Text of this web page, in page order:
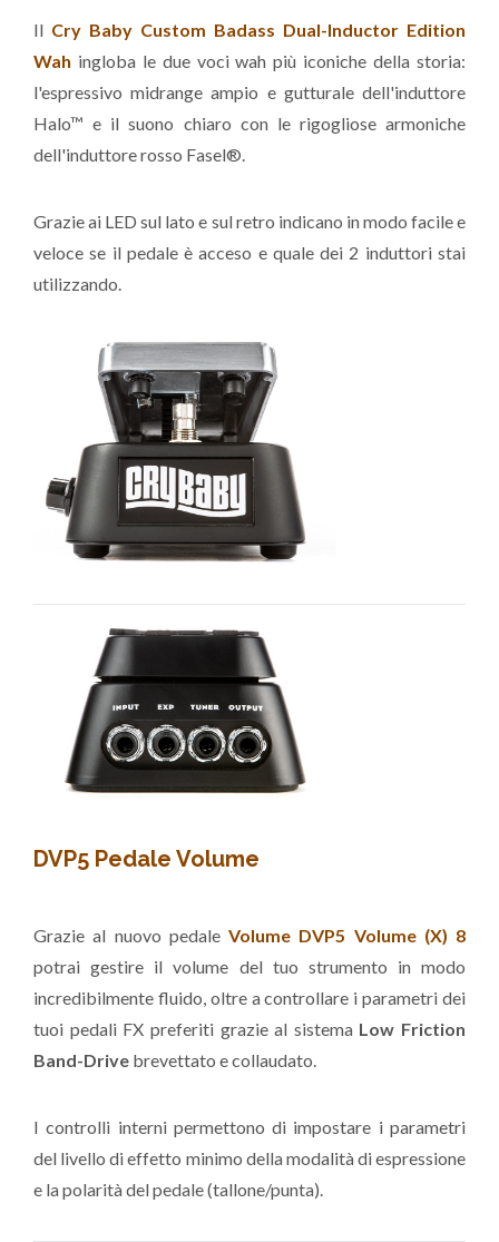
Il Cry Baby Custom Badass Dual-Inductor Edition
Wah ingloba le due voci wah più iconiche della storia:
l'espressivo midrange ampio e gutturale dell'induttore
Halo™ e il suono chiaro con le rigogliose armoniche
dell'induttore rosso Fasel®.
Grazie ai LED sul lato e sul retro indicano in modo facile e
veloce se il pedale è acceso e quale dei 2 induttori stai
utilizzando.
DVP5 Pedale Volume
Grazie al nuovo pedale Volume DVP5 Volume (X) 8
potrai gestire il volume del tuo strumento in modo
incredibilmente fluido, oltre a controllare i parametri dei
tuoi pedali FX preferiti grazie al sistema Low Friction
Band-Drive brevettato e collaudato.
I controlli interni permettono di impostare i parametri
del livello di effetto minimo della modalità di espressione
e la polarità del pedale (tallone/punta).